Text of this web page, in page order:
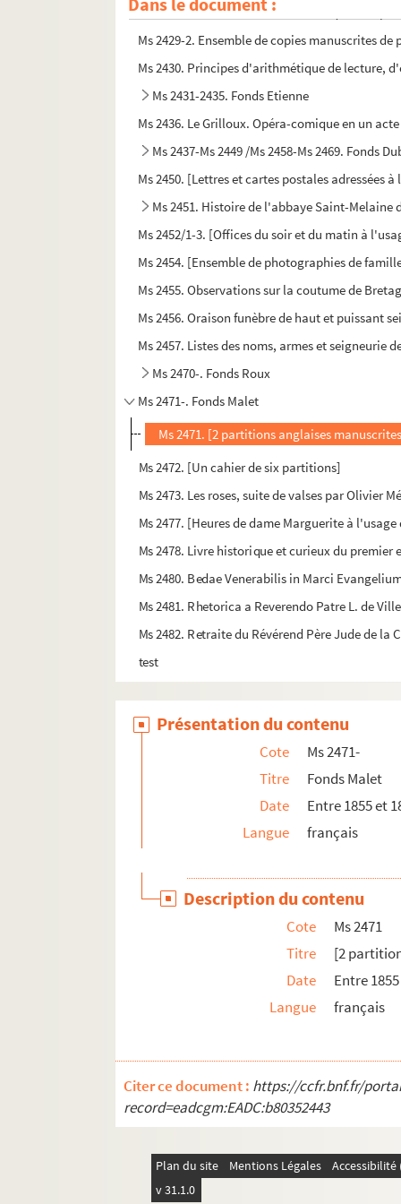
Ms 2429-1. Discours veritable de ce qui s'est
Ms 2429-2. Ensemble de copies manuscrites
Ms 2430. Principes d'arithmétique de lecture,
Ms 2431-2435. Fonds Etienne
Ms 2436. Le Grilloux. Opéra-comique en un acte
Ms 2437-Ms 2449 /Ms 2458-Ms 2469. Fonds
Ms 2450. [Lettres et cartes postales adressées
Ms 2451. Histoire de l'abbaye Saint-Melaine
Ms 2452/1-3. [Offices du soir et du matin à
Ms 2454. [Ensemble de photographies de
Ms 2455. Observations sur la coutume de
Ms 2456. Oraison funèbre de haut et puissant
Ms 2457. Listes des noms, armes et
Ms 2470-. Fonds Roux
Ms 2471-. Fonds Malet
Ms 2471. [2 partitions anglaises
Ms 2472. [Un cahier de six partitions]
Ms 2473. Les roses, suite de valses par Olivier
Ms 2477. [Heures de dame Marguerite à
Ms 2478. Livre historique et curieux du
Ms 2480. Bedae Venerabilis in Marci
Ms 2481. Rhetorica a Reverendo Patre L. de
Ms 2482. Retraite du Révérend Père Jude de la
test
Présentation du contenu
Cote
Ms 2471-
Titre
Fonds Malet
Date
Entre 1855 et
Langue
français
Description du contenu
Cote
Ms 2471
Titre
[2
Date
Entre
Langue
français
Citer ce document : https://ccfr.bnf.fr/
record=eadcgm:EADC:b80352443
Plan du site Mentions Légales
v 31.1.0